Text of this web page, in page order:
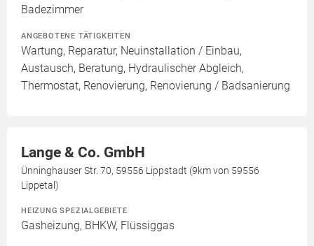
Badezimmer
ANGEBOTENE TÄTIGKEITEN
Wartung, Reparatur, Neuinstallation / Einbau,
Austausch, Beratung, Hydraulischer Abgleich,
Thermostat, Renovierung, Renovierung / Badsanierung
Lange & Co. GmbH
Ünninghauser Str. 70, 59556 Lippstadt (9km von 59556
Lippetal)
HEIZUNG SPEZIALGEBIETE
Gasheizung, BHKW, Flüssiggas